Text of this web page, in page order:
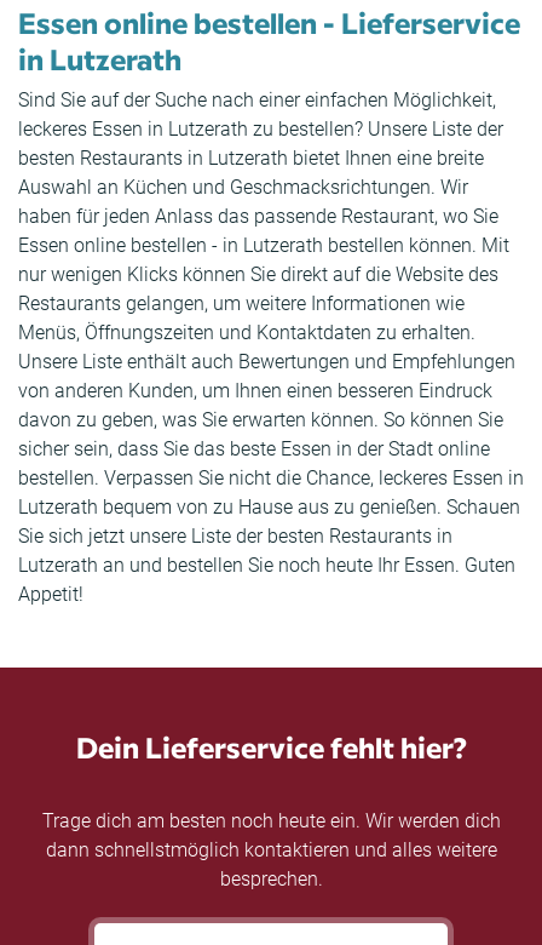
Essen online bestellen - Lieferservice
in Lutzerath
Sind Sie auf der Suche nach einer einfachen Möglichkeit,
leckeres Essen in Lutzerath zu bestellen? Unsere Liste der
besten Restaurants in Lutzerath bietet Ihnen eine breite
Auswahl an Küchen und Geschmacksrichtungen. Wir
haben für jeden Anlass das passende Restaurant, wo Sie
Essen online bestellen - in Lutzerath bestellen können. Mit
nur wenigen Klicks können Sie direkt auf die Website des
Restaurants gelangen, um weitere Informationen wie
Menüs, Öffnungszeiten und Kontaktdaten zu erhalten.
Unsere Liste enthält auch Bewertungen und Empfehlungen
von anderen Kunden, um Ihnen einen besseren Eindruck
davon zu geben, was Sie erwarten können. So können Sie
sicher sein, dass Sie das beste Essen in der Stadt online
bestellen. Verpassen Sie nicht die Chance, leckeres Essen in
Lutzerath bequem von zu Hause aus zu genießen. Schauen
Sie sich jetzt unsere Liste der besten Restaurants in
Lutzerath an und bestellen Sie noch heute Ihr Essen. Guten
Appetit!
Dein Lieferservice fehlt hier?
Trage dich am besten noch heute ein. Wir werden dich
dann schnellstmöglich kontaktieren und alles weitere
besprechen.